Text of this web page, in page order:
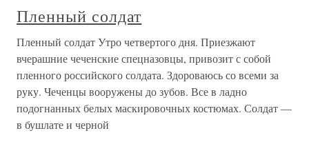
Пленный солдат
Пленный солдат Утро четвертого дня. Приезжают
вчерашние чеченские спецназовцы, привозит с собой
пленного российского солдата. Здороваюсь со всеми за
руку. Чеченцы вооружены до зубов. Все в ладно
подогнанных белых маскировочных костюмах. Солдат —
в бушлате и черной